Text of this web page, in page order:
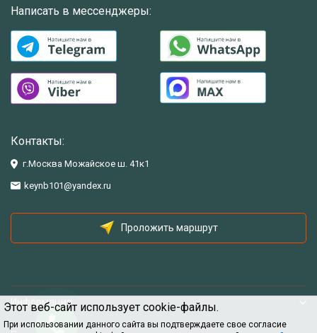
Этот веб-сайт использует cookie-файлы.
При использовании данного сайта вы подтверждаете свое согласие
Написать в мессенджеры:
Контакты:
г.Москва Можайское ш. 41к1
keynb101@yandex.ru
Проложить маршрут
Информация